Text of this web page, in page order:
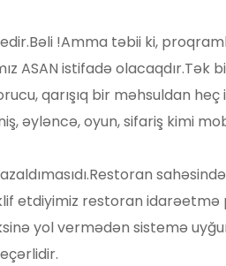
!Amma təbii ki,
ASAN istifadə olacaqdır.Tək
qarışıq bir məhsuldan
əyləncə, oyun, sifariş kimi
etdiyimiz restoran idarəetmə
yol vermədən sistemə